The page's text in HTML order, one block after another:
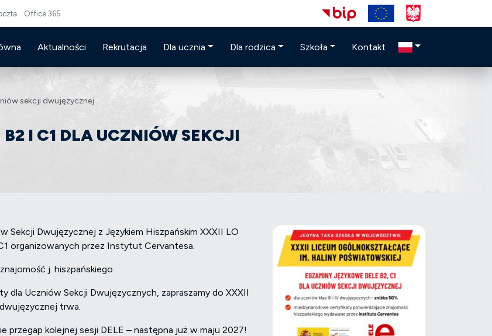
Office 365
Aktualności Rekrutacja Dla ucznia Dla rodzica Szkoła Kontakt
sekcji dwujęzycznej
I C1 DLA UCZNIÓW SEKCJI
Sekcji Dwujęzycznej z Językiem Hiszpańskim XXXII LO
organizowanych przez Instytut Cervantesa.
j. hiszpańskiego.
Uczniów Sekcji Dwujęzycznych, zapraszamy do XXXII
trwa.
przegap kolejnej sesji DELE – następna już w maju 2027!